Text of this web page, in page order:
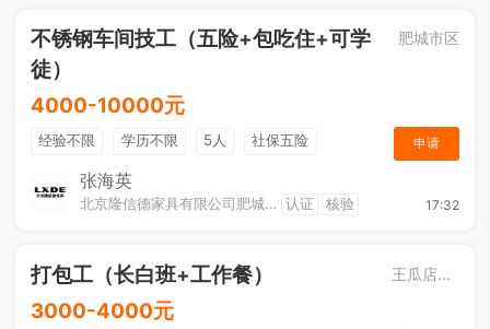
不锈钢车间技工（五险+包吃住+可学
徒）
肥城市区
4000-10000元
经验不限 学历不限 5人
社保五险
节日福利
工作餐
申请
张海英
北京隆信德家具有限公司肥城分公司 认证 核验 17:32
打包工（长白班+工作餐） 王瓜店街道
3000-4000元